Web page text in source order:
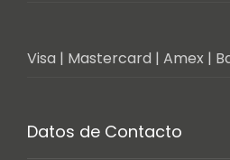
Visa | Mastercard | Amex |
Datos de Contacto